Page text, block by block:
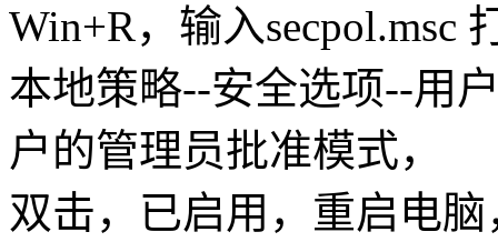
Win+R，输入secpol.msc
本地策略--安全选项--用
户的管理员批准模式，
双击，已启用，重启电脑